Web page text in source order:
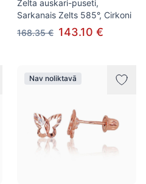
Zelta auskari-puseti,
Sarkanais Zelts 585°, Cirkoni
168.35 € 143.10 €
Nav noliktavā